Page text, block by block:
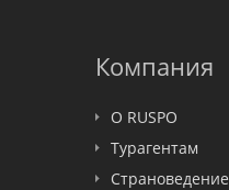
Компания
О RUSPO
Турагентам
Страноведение